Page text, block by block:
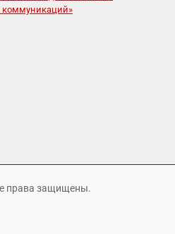
коммуникаций»
права защищены.